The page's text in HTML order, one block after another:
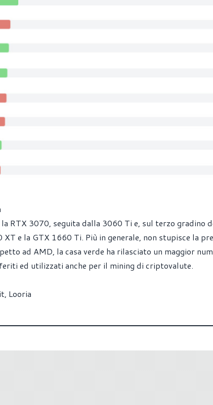
RTX 3070, seguita dalla 3060 Ti e, sul terzo gradino
e la GTX 1660 Ti. Più in generale, non stupisce la
ad AMD, la casa verde ha rilasciato un maggior
ed utilizzati anche per il mining di criptovalute.
, Looria